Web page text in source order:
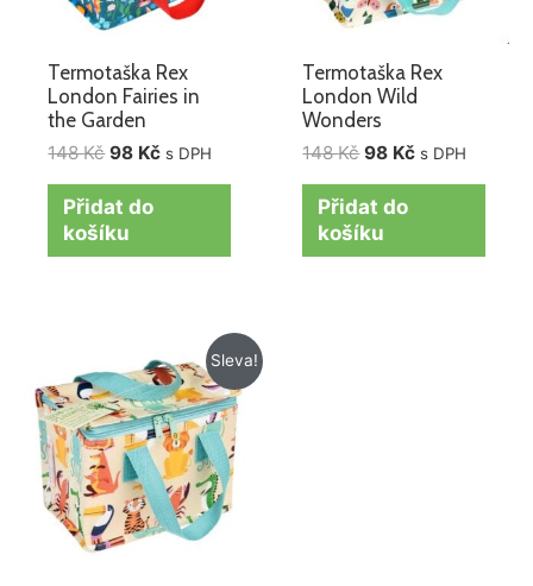
Termotaška Rex
London Fairies in
the Garden
148Kč 98 Kč s DPH
Přidat do
košíku
Termotaška Rex
London Wild
Wonders
148Kč 98 Kč s DPH
Přidat do
košíku
Sleva!
cena
byla:
148 Kč.
Aktuální
cena
je:
98 Kč.